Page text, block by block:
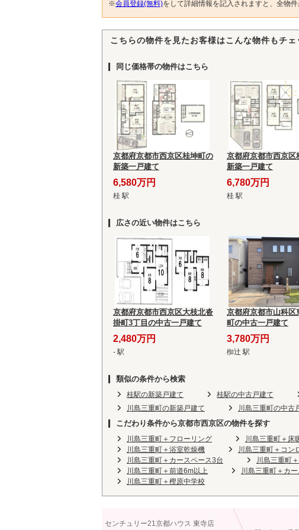
※会員登録(無料)をして詳細情報を記入されますと、全物
こちらの物件を見たお客様はこんな物件もチェ
同じ価格帯の物件はこちら
京都府京都市西京区桂坤町の
新築一戸建て
6,580万円
桂 駅
京都府京都市西京区
新築一戸建て
6,780万円
桂 駅
広さの近い物件はこちら
京都府京都市西京区大枝北沓
掛町3丁目の中古一戸建て
2,480万円
- 駅
京都府京都市山科区
町の中古一戸建て
3,780万円
椥辻 駅
類似の条件から検索
桂駅の新築戸建て 桂駅の中古戸建て
川島三重町の新築戸建て
川島三重町の中古
こだわり条件から京都市西京区の物件を探す
川島三重町＋フローリング 川島三重町＋床
川島三重町＋浴室乾燥機
川島三重町＋コン
川島三重町＋カースペース3台
川島三重町
川島三重町＋前道6m以上
川島三重町＋カ
川島三重町＋樫原中学校
センチュリー21京都ハウス 東寺店